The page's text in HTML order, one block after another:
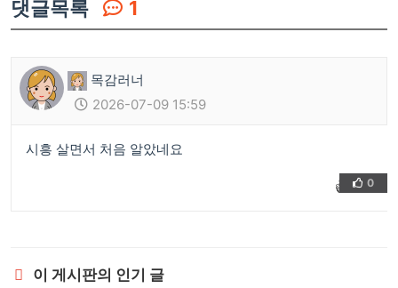
댓글목록 1
목감러너
2026-07-09 15:59
시흥 살면서 처음 알았네요
👍 ❤️
0
이 게시판의 인기 글